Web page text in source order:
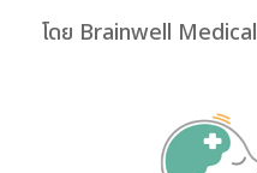
โดย Brainwell Medical